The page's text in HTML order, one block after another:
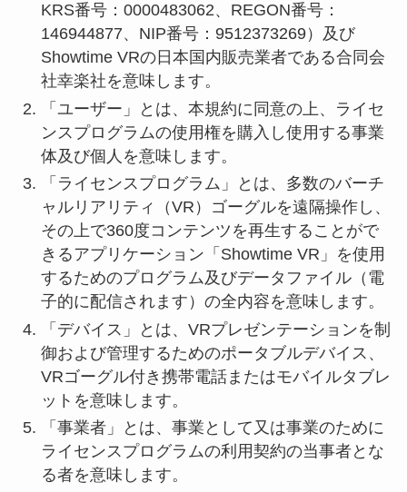
KRS番号：0000483062、REGON番号：
146944877、NIP番号：9512373269）及び
Showtime VRの日本国内販売業者である合同会
社幸楽社を意味します。
「ユーザー」とは、本規約に同意の上、ライセ
ンスプログラムの使用権を購入し使用する事業
体及び個人を意味します。
「ライセンスプログラム」とは、多数のバーチ
ャルリアリティ（VR）ゴーグルを遠隔操作し、
その上で360度コンテンツを再生することがで
きるアプリケーション「Showtime VR」を使用
するためのプログラム及びデータファイル（電
子的に配信されます）の全内容を意味します。
「デバイス」とは、VRプレゼンテーションを制
御および管理するためのポータブルデバイス、
VRゴーグル付き携帯電話またはモバイルタブレ
ットを意味します。
「事業者」とは、事業として又は事業のために
ライセンスプログラムの利用契約の当事者とな
る者を意味します。